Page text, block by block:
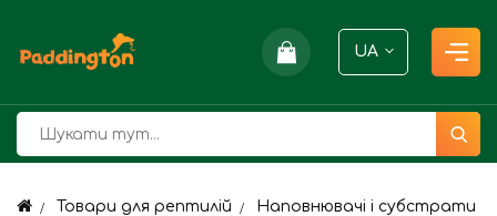
UA
Товари для рептилій Наповнювачі і субстрати